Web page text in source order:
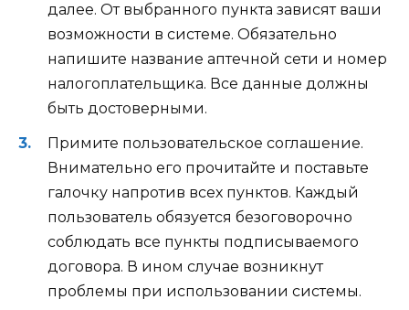
далее. От выбранного пункта зависят ваши
возможности в системе. Обязательно
напишите название аптечной сети и номер
налогоплательщика. Все данные должны
быть достоверными.
Примите пользовательское соглашение.
Внимательно его прочитайте и поставьте
галочку напротив всех пунктов. Каждый
пользователь обязуется безоговорочно
соблюдать все пункты подписываемого
договора. В ином случае возникнут
проблемы при использовании системы.